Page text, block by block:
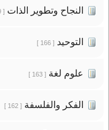
النجاح وتطوير الذات[ 169 ]
التوحيد[ 166 ]
علوم لغة[ 163 ]
الفكر والفلسفة[ 162 ]